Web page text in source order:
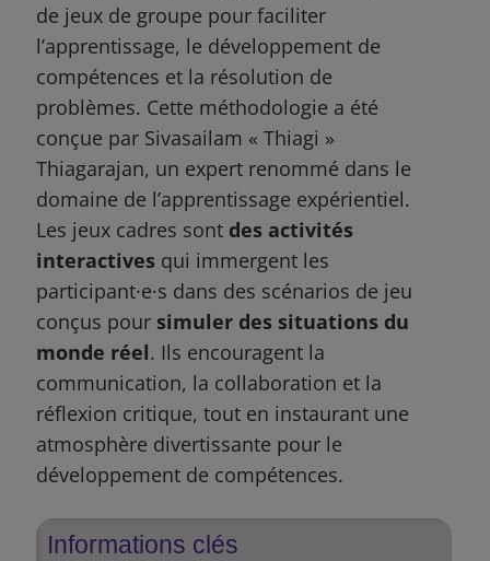
de jeux de groupe pour faciliter
l’apprentissage, le développement de
compétences et la résolution de
problèmes. Cette méthodologie a été
conçue par Sivasailam « Thiagi »
Thiagarajan, un expert renommé dans le
domaine de l’apprentissage expérientiel.
Les jeux cadres sont des activités
interactives qui immergent les
participant·e·s dans des scénarios de jeu
conçus pour simuler des situations du
monde réel. Ils encouragent la
communication, la collaboration et la
réflexion critique, tout en instaurant une
atmosphère divertissante pour le
développement de compétences.
Informations clés